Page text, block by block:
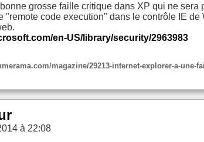
grosse faille critique dans XP qui ne sera
"remote code execution" dans le contrôle IE
en-US/library/security/2963983
magazine/29213-internet-explorer-a-
à 22:08